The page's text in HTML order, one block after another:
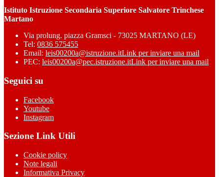
Istituto Istruzione Secondaria Superiore Salvatore Trinchese
Martano
Via prolung. piazza Gramsci - 73025 MARTANO (LE)
Tel: 0836 575455
Email: leis00200a@istruzione.itLink per inviare una mail
PEC: leis00200a@pec.istruzione.itLink per inviare una mail
Seguici su
Facebook
Youtube
Instagram
Sezione Link Utili
Cookie policy
Note legali
Informativa Privacy